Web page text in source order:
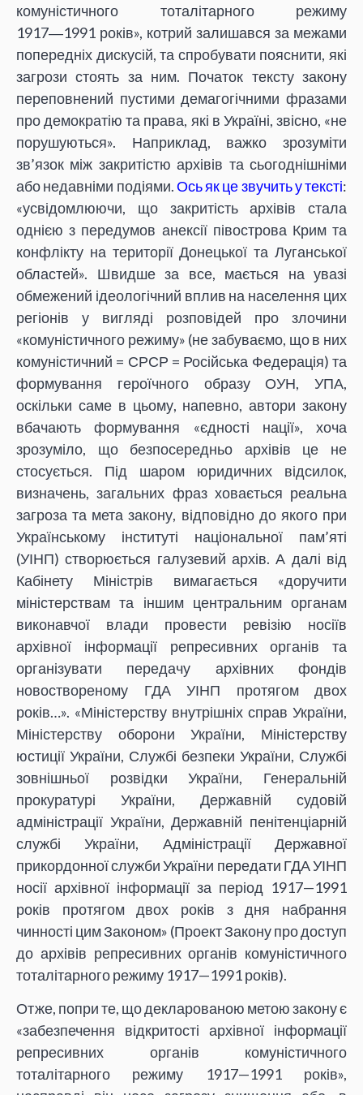
комуністичного тоталітарного режиму
1917―1991 років», котрий залишався за межами
попередніх дискусій, та спробувати пояснити, які
загрози стоять за ним. Початок тексту закону
переповнений пустими демагогічними фразами
про демократію та права, які в Україні, звісно, «не
порушуються». Наприклад, важко зрозуміти
зв’язок між закритістю архівів та сьогоднішніми
або недавніми подіями.Ось як це звучить у тексті:
«усвідомлюючи, що закритість архівів стала
однією з передумов анексії півострова Крим та
конфлікту на території Донецької та Луганської
областей». Швидше за все, мається на увазі
обмежений ідеологічний вплив на населення цих
регіонів у вигляді розповідей про злочини
«комуністичного режиму» (не забуваємо, що в них
комуністичний = СРСР = Російська Федерація) та
формування героїчного образу ОУН, УПА,
оскільки саме в цьому, напевно, автори закону
вбачають формування «єдності нації», хоча
зрозуміло, що безпосередньо архівів це не
стосується. Під шаром юридичних відсилок,
визначень, загальних фраз ховається реальна
загроза та мета закону, відповідно до якого при
Українському інституті національної пам’яті
(УІНП) створюється галузевий архів. А далі від
Кабінету Міністрів вимагається «доручити
міністерствам та іншим центральним органам
виконавчої влади провести ревізію носіїв
архівної інформації репресивних органів та
організувати передачу архівних фондів
новоствореному ГДА УІНП протягом двох
років…». «Міністерству внутрішніх справ України,
Міністерству оборони України, Міністерству
юстиції України, Службі безпеки України, Службі
зовнішньої розвідки України, Генеральній
прокуратурі України, Державній судовій
адміністрації України, Державній пенітенціарній
службі України, Адміністрації Державної
прикордонної служби України передати ГДА УІНП
носії архівної інформації за період 1917—1991
років протягом двох років з дня набрання
чинності цим Законом» (Проект Закону про доступ
до архівів репресивних органів комуністичного
тоталітарного режиму 1917—1991 років).
Отже, попри те, що декларованою метою закону є
«забезпечення відкритості архівної інформації
репресивних органів комуністичного
тоталітарного режиму 1917—1991 років»,